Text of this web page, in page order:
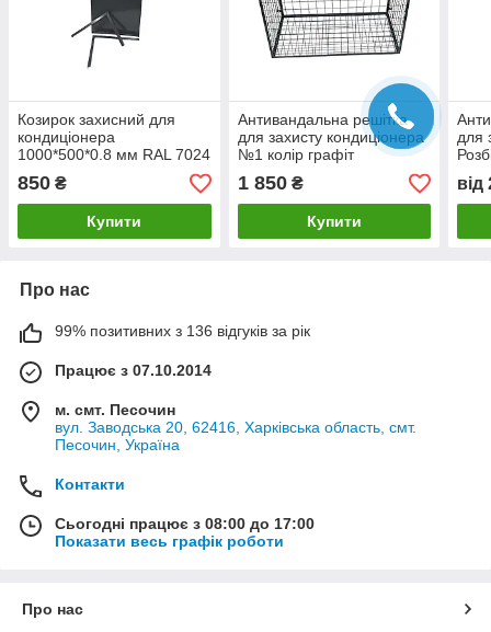
Козирок захисний для
кондиціонера
1000*500*0.8 мм RAL 7024
(графіт)
850 ₴
Купити
Антивандальна решітка
для захисту кондиціонера
№1 колір графіт
1 850₴
Купити
для
від
Про нас
99% позитивних з 136 відгуків за рік
Працює з 07.10.2014
м. смт. Песочин
вул. Заводська 20, 62416, Харківська область, смт.
Песочин, Україна
Контакти
Сьогодні працює з 08:00 до 17:00
Показати весь графік роботи
Про нас